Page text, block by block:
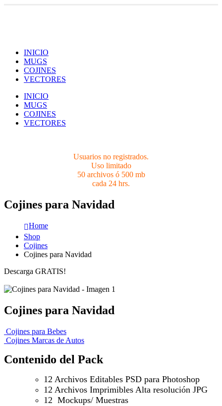
INICIO
MUGS
COJINES
VECTORES
INICIO
MUGS
COJINES
VECTORES
Usuarios no registrados.
Uso limitado
50 archivos ó 500 mb
cada 24 hrs.
Cojines para Navidad
Home
Shop
Cojines
Cojines para Navidad
Descarga GRATIS!
Cojines para Navidad
Cojines para Bebes
Cojines Marcas de Autos
Contenido del Pack
12 Archivos Editables PSD para Photoshop
12 Archivos Imprimibles Alta resolución JPG
12 Mockups/ Muestras